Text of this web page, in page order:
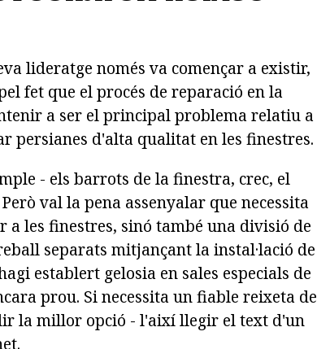
lideratge només va començar a existir,
fet que el procés de reparació en la
a ser el principal problema relatiu a
persianes d'alta qualitat en les finestres.
- els barrots de la finestra, crec, el
val la pena assenyalar que necessita
les finestres, sinó també una divisió de
separats mitjançant la instal·lació de
establert gelosia en sales especials de
prou. Si necessita un fiable reixeta de
la millor opció - l'així llegir el text d'un